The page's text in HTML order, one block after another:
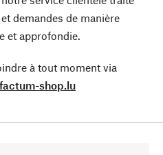
demandes de manière
et approfondie.
à tout moment via
shop.lu